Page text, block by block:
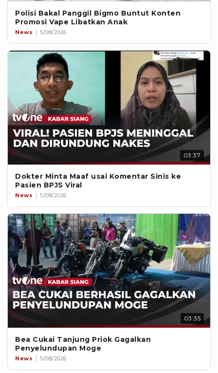
Polisi Bakal Panggil Bigmo Buntut Konten
Promosi Vape Libatkan Anak
News 5/08/2026
03:37
Dokter Minta Maaf usai Komentar Sinis ke
Pasien BPJS Viral
News 5/08/2026
03:35
Bea Cukai Tanjung Priok Gagalkan
Penyelundupan Moge
News 5/08/2026